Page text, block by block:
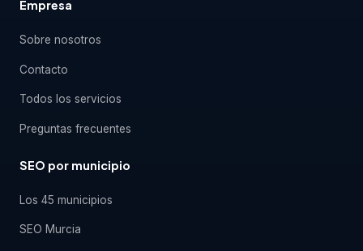
Empresa
Sobre nosotros
Contacto
Todos los servicios
Preguntas frecuentes
SEO por municipio
Los 45 municipios
SEO Murcia